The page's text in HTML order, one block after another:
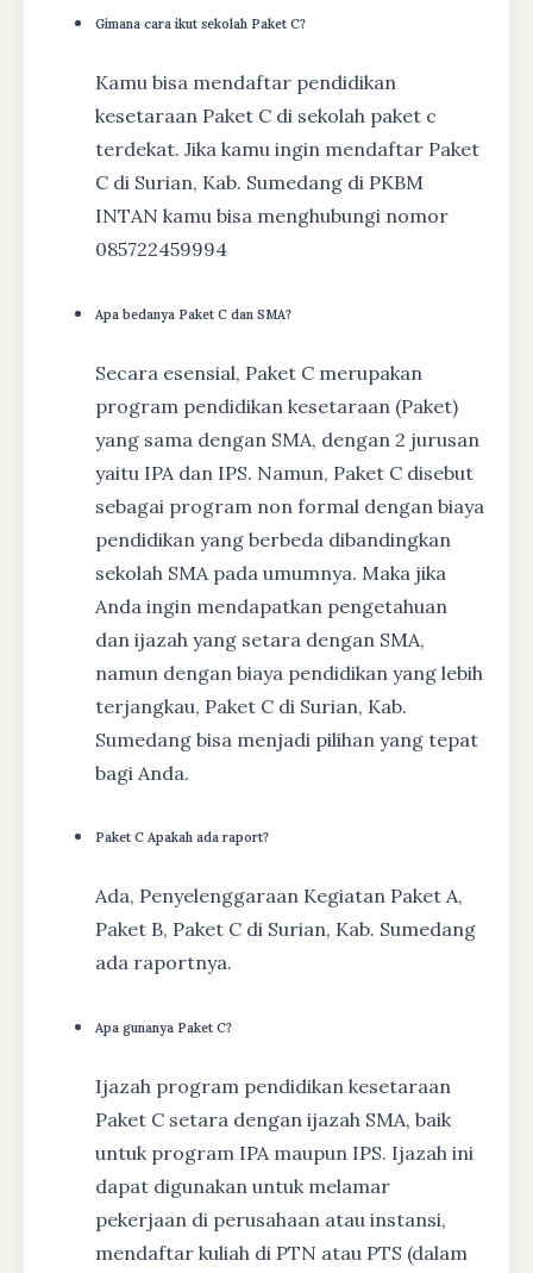
Gimana cara ikut sekolah Paket C?
Kamu bisa mendaftar pendidikan
kesetaraan Paket C di sekolah paket c
terdekat. Jika kamu ingin mendaftar Paket
C di Surian, Kab. Sumedang di PKBM
INTAN kamu bisa menghubungi nomor
085722459994
Apa bedanya Paket C dan SMA?
Secara esensial, Paket C merupakan
program pendidikan kesetaraan (Paket)
yang sama dengan SMA, dengan 2 jurusan
yaitu IPA dan IPS. Namun, Paket C disebut
sebagai program non formal dengan biaya
pendidikan yang berbeda dibandingkan
sekolah SMA pada umumnya. Maka jika
Anda ingin mendapatkan pengetahuan
dan ijazah yang setara dengan SMA,
namun dengan biaya pendidikan yang lebih
terjangkau, Paket C di Surian, Kab.
Sumedang bisa menjadi pilihan yang tepat
bagi Anda.
Paket C Apakah ada raport?
Ada, Penyelenggaraan Kegiatan Paket A,
Paket B, Paket C di Surian, Kab. Sumedang
ada raportnya.
Apa gunanya Paket C?
Ijazah program pendidikan kesetaraan
Paket C setara dengan ijazah SMA, baik
untuk program IPA maupun IPS. Ijazah ini
dapat digunakan untuk melamar
pekerjaan di perusahaan atau instansi,
mendaftar kuliah di PTN atau PTS (dalam